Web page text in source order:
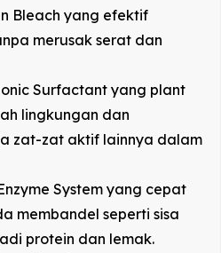
Bleach yang efektif
merusak serat dan
Surfactant yang plant
lingkungan dan
zat-zat aktif lainnya dalam
System yang cepat
membandel seperti sisa
protein dan lemak.